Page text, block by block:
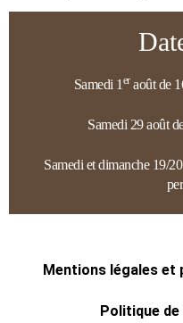
Samedi 1 eraoût de
Samedi 29 août
Samedi et dimanche 19/
Mentions légales
Politique